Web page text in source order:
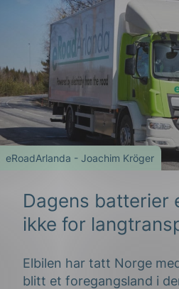
eRoadArlanda - Joachim Kröger
Dagens batterier
ikke for
Elbilen har tatt Norge
blitt et foregangsland i